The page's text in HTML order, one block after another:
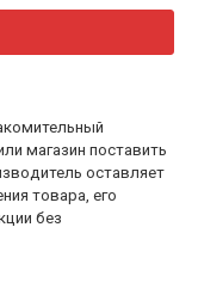
магазин поставить
оставляет
товара, его
без